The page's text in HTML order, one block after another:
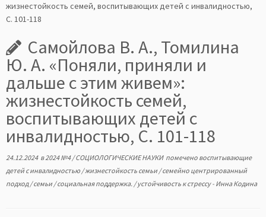
жизнестойкость семей, воспитывающих детей с инвалидностью,
С. 101-118
Самойлова В. А., Томилина
Ю. А. «Поняли, приняли и
дальше с этим живем»:
жизнестойкость семей,
воспитывающих детей с
инвалидностью, С. 101-118
24.12.2024в2024 №4/СОЦИОЛОГИЧЕСКИЕ НАУКИ помечено воспитывающие
детей с инвалидностью /жизнестойкость семьи /семейно центрированный
подход/семьи /социальная поддержка. /устойчивость к стрессу- Инна Кодина